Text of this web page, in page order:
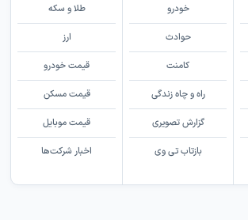
خودرو
حوادث
کامنت
راه و چاه زندگی
گزارش تصویری
بازتاب تی وی
طلا و سکه
ارز
قیمت خودرو
قیمت مسکن
قیمت موبایل
اخبار شرکت‌ها